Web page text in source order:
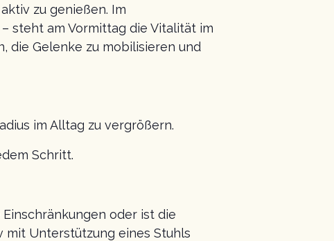
zu genießen. Im
steht am Vormittag die Vitalität im
die Gelenke zu mobilisieren und
im Alltag zu vergrößern.
Schritt.
oder ist die
mit Unterstützung eines Stuhls